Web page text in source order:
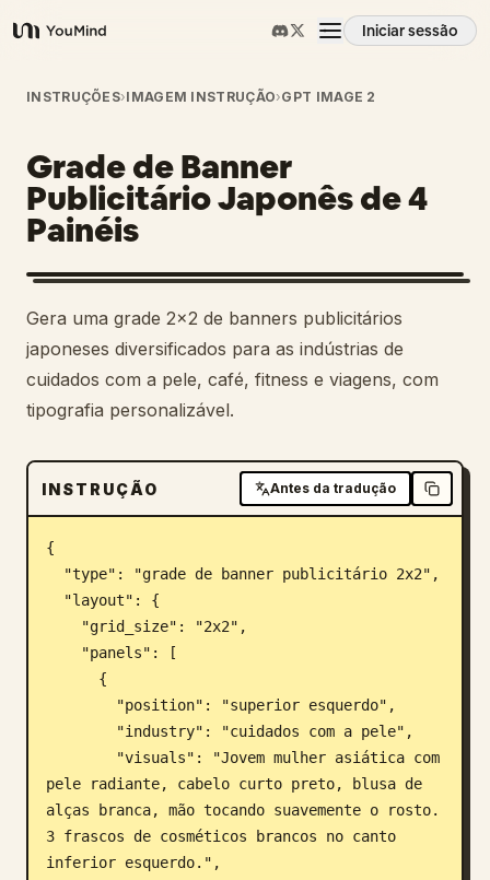
YouMind
Iniciar sessão
Visão geral
Casos de uso
Habilidades
Prompts
Preços
Blogue
Atualizações
INSTRUÇÕES›IMAGEM INSTRUÇÃO›GPT IMAGE 2
Grade de Banner
Publicitário Japonês de 4
Painéis
Gera uma grade 2x2 de banners publicitários
japoneses diversificados para as indústrias de
cuidados com a pele, café, fitness e viagens, com
tipografia personalizável.
INSTRUÇÃO Antes da tradução
{
pele radiante, cabelo curto preto, blusa de
alças branca, mão tocando suavemente o rosto.
3 frascos de cosméticos brancos no canto
inferior esquerdo.",